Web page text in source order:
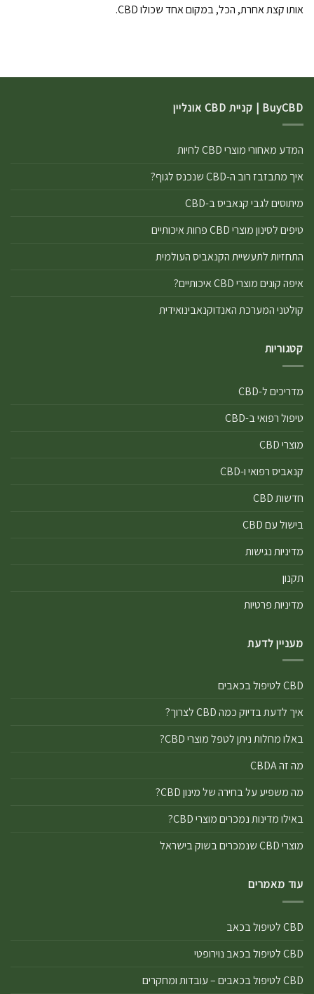
אותו קצת אחרת, הכל, במקום אחד שכולו CBD.
BuyCBD | קניית CBD אונליין
המדע מאחורי מוצרי CBD לחיות
איך מתבזבז רוב ה-CBD שנכנס לגוף?
מיתוסים לגבי קנאביס ב-CBD
טיפים לסינון מוצרי CBD פחות איכותיים
התחזיות לתעשיית הקנאביס העולמית
איפה קונים מוצרי CBD איכותיים?
קולטני המערכת האנדוקנאבינואידית
קטגוריות
מדריכים ל-CBD
טיפול רפואי ב-CBD
מוצרי CBD
קנאביס רפואי ו-CBD
חדשות CBD
בישול עם CBD
מדיניות נגישות
תקנון
מדיניות פרטיות
מעניין לדעת
CBD לטיפול בכאבים
איך לדעת בדיוק כמה CBD לצרוך?
באלו מחלות ניתן לטפל מוצרי CBD?
מה זה CBDA
מה משפיע על בחירה של מינון CBD?
באילו מדינות נמכרים מוצרי CBD?
מוצרי CBD שנמכרים בשוק בישראל
עוד מאמרים
CBD לטיפול בכאב
CBD לטיפול בכאב נוירופטי
CBD לטיפול בכאבים – עובדות ומחקרים